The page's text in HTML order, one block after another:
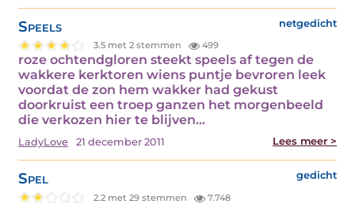
Speels netgedicht
3.5 met 2 stemmen 499
roze ochtendgloren steekt speels af tegen de
wakkere kerktoren wiens puntje bevroren leek
voordat de zon hem wakker had gekust
doorkruist een troep ganzen het morgenbeeld
die verkozen hier te blijven…
LadyLove 21 december 2011 Lees meer >
Spel gedicht
2.2 met 29 stemmen 7.748